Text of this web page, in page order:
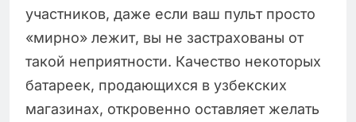
участников, даже если ваш пульт просто
«мирно» лежит, вы не застрахованы от
такой неприятности. Качество некоторых
батареек, продающихся в узбекских
магазинах, откровенно оставляет желать